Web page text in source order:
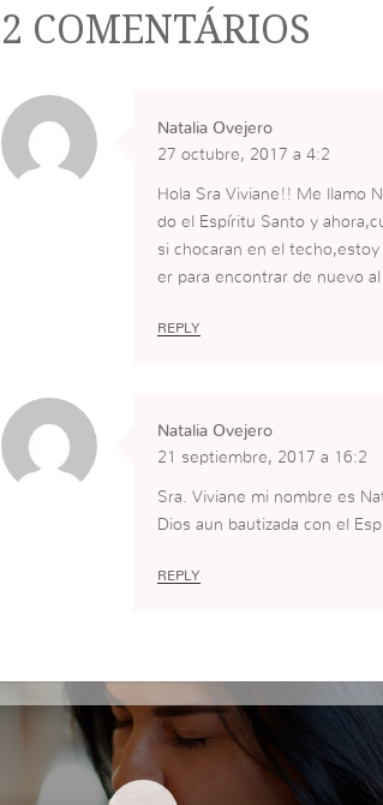
2 COMENTÁRIOS
Natalia Ovejero
27 octubre, 2017 a 4:2
Hola Sra Viviane!! Me llamo
do el Espíritu Santo y
si chocaran en el
er para encontrar de nuevo
REPLY
Natalia Ovejero
21 septiembre, 2017 a 16:2
Sra. Viviane mi nombre es
Dios aun bautizada con el
REPLY